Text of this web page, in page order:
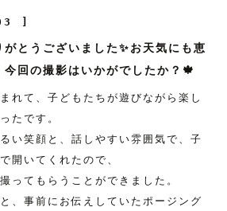
]
とうございました✨お天気にも恵
今回の撮影はいかがでしたか？🍁
れて、子どもたちが遊びながら楽し
たです。
い笑顔と、話しやすい雰囲気で、子
開いてくれたので、
ってもらうことができました。
、事前にお伝えしていたポージング